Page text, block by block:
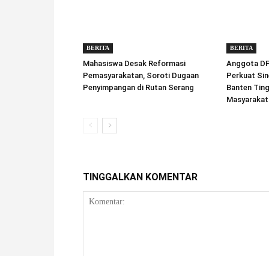
BERITA
Mahasiswa Desak Reformasi
Pemasyarakatan, Soroti Dugaan
Penyimpangan di Rutan Serang
BERITA
Anggota
Perkuat
Banten
Masyarakat
TINGGALKAN KOMENTAR